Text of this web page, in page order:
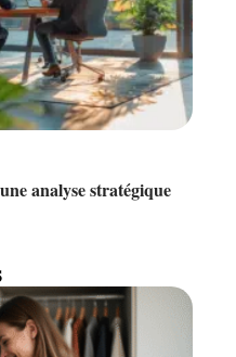
analyse stratégique